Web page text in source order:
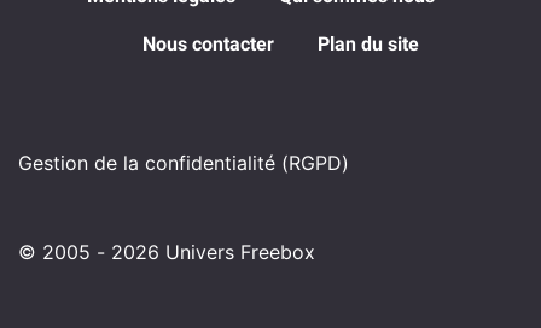
Nous contacter Plan du site
Gestion de la confidentialité (RGPD)
© 2005 - 2026 Univers Freebox